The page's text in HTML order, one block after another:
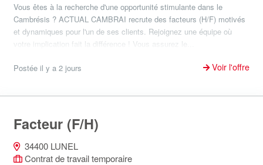
Vous êtes à la recherche d'une opportunité stimulante dans le
Cambrésis ? ACTUAL CAMBRAI recrute des facteurs (H/F) motivés
et dynamiques pour l'un de ses clients. Rejoignez une équipe où
votre implication fait la différence ! Vous assurez le...
Postée il y a 2 jours Voir l'offre
Facteur (F/H)
34400 LUNEL
Contrat de travail temporaire